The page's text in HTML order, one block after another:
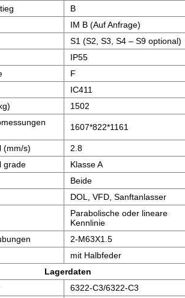
B
IM B (Auf Anfrage)
S1 (S2, S3, S4 – S9 optional)
IP55
F
IC411
1502
1607*822*1161
(mm/s)
2.8
grade
Klasse A
Beide
DOL, VFD, Sanftanlasser
Parabolische oder lineare
Kennlinie
2-M63X1.5
mit Halbfeder
Lagerdaten
6322-C3/6322-C3